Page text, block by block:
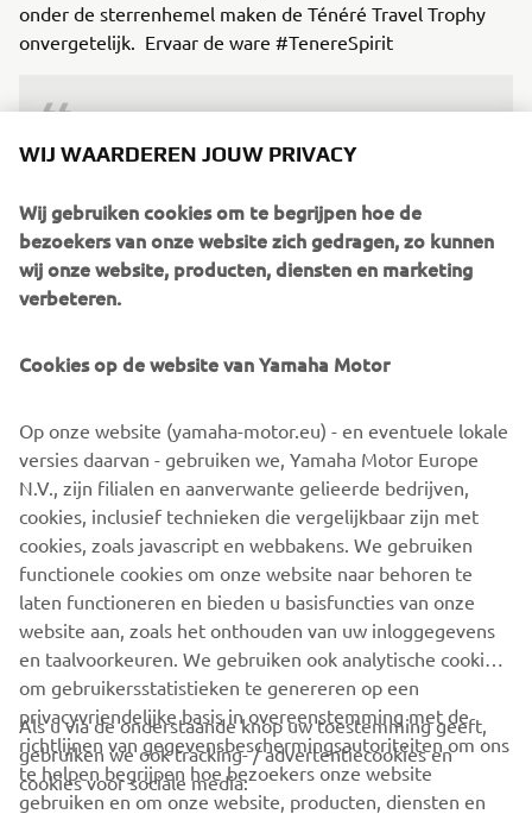
onder de sterrenhemel maken de Ténéré Travel Trophy
onvergetelijk. Ervaar de ware #TenereSpirit
Geïnspireerd door de rallyrijders van de
Parijs-Dakar, werd de eerste Yamaha
Sindsdien schittert de betoverende
naam op veel modellen. De jongste telg
is de Ténéré 700 in diverse
is het ultieme evenement om de ware
van nu zullen het avontuur van hun
leven beleven.
—  Mario Janssen - Country Manager Yamaha
Motor Europe, branch Benelux
ONTDEK MEER
CORPORATE
WIJ WAARDEREN JOUW PRIVACY
Wij gebruiken cookies om te begrijpen hoe de
bezoekers van onze website zich gedragen, zo kunnen
wij onze website, producten, diensten en marketing
verbeteren.
Cookies op de website van Yamaha Motor
Op onze website (yamaha-motor.eu) - en eventuele lokale
versies daarvan - gebruiken we, Yamaha Motor Europe
N.V., zijn filialen en aanverwante gelieerde bedrijven,
cookies, inclusief technieken die vergelijkbaar zijn met
cookies, zoals javascript en webbakens. We gebruiken
functionele cookies om onze website naar behoren te
laten functioneren en bieden u basisfuncties van onze
website aan, zoals het onthouden van uw inloggegevens
en taalvoorkeuren. We gebruiken ook analytische cookies
om gebruikersstatistieken te genereren op een
privacyvriendelijke basis in overeenstemming met de
richtlijnen van gegevensbeschermingsautoriteiten om ons
te helpen begrijpen hoe bezoekers onze website
gebruiken en om onze website, producten, diensten en
Als u via de onderstaande knop uw toestemming geeft,
gebruiken we ook tracking- / advertentiecookies en
cookies voor sociale media: